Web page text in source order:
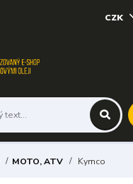
CZK
MOTO, ATV Kymco